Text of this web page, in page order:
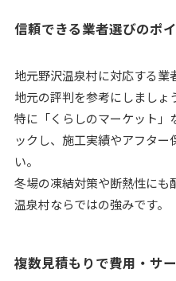
信頼できる業者選びのポ
地元野沢温泉村に対応する
地元の評判を参考にしましょ
特に「くらしのマーケット」
ックし、施工実績やアフタ
い。
冬場の凍結対策や断熱性にも
温泉村ならではの強みです。
複数見積もりで費用・サ